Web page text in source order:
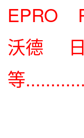
EPRO
沃德
等